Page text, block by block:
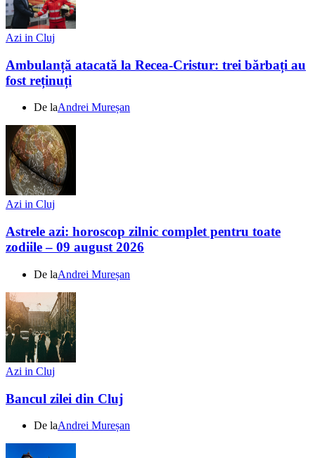
Azi in Cluj
Ambulanță atacată la Recea-Cristur: trei bărbați au
fost reținuți
De laAndrei Mureșan
Azi in Cluj
Astrele azi: horoscop zilnic complet pentru toate
zodiile – 09 august 2026
De laAndrei Mureșan
Azi in Cluj
Bancul zilei din Cluj
De laAndrei Mureșan